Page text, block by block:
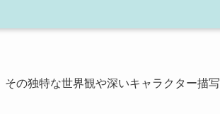
その独特な世界観や深いキャラクター描